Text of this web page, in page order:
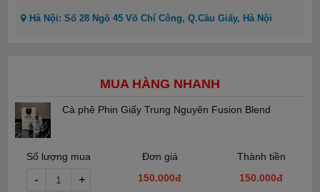
Hà Nội: Số 28 Ngõ 45 Võ Chí Công, Q.Cầu Giấy, Hà Nội
MUA HÀNG NHANH
Cà phê Phin Giấy Trung Nguyên Fusion Blend
Số lượng mua
- +
Đơn giá
150.000đ
Thành tiền
150.000đ